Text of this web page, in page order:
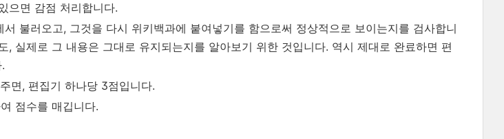
으면 감점 처리합니다.
불러오고, 그것을 다시 위키백과에 붙여넣기를 함으로써 정상적으로 보이는지를 검사합니
, 실제로 그 내용은 그대로 유지되는지를 알아보기 위한 것입니다. 역시 제대로 완료하면 편
면, 편집기 하나당 3점입니다.
점수를 매깁니다.